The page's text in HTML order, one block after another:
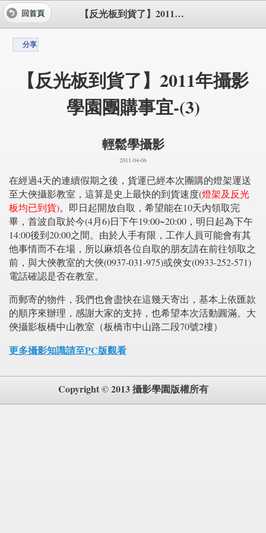
【反光板到貨了】2011年攝影學園團購事宜-(3)
回首頁
分享
【反光板到貨了】2011年攝影
學園團購事宜-(3)
輕鬆學攝影
2011-04-06
在經過4天的連續假期之後，貨運已經本次團購的燈架運送
至大俠攝影教室，這算是史上最快的到貨速度(燈架及反光
板均已到貨)。即日起開放自取，希望能在10天內領取完
畢，首波自取於今(4月6)日下午19:00~20:00，明日起為下午
14:00後到20:00之間。由於人手有限，工作人員可能會有其
他事情而不在場，所以麻煩各位自取的朋友請在前往領取之
前，與大俠教室的大俠(0937-031-975)或俠女(0933-252-571)
電話確認是否在教室。
而郵寄的物件，我們也會盡快在這幾天寄出，基本上依匯款
的順序來辦理，感謝大家的支持，也希望本次活動圓滿。大
俠攝影板橋中山教室（板橋市中山路二段70號2樓）
更多攝影知識請至PC版觀看
Copyright © 2013 攝影學園版權所有